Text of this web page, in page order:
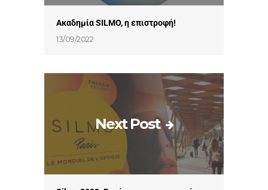
Ακαδημία SILMO, η επιστροφή!
13/09/2022
Next Post